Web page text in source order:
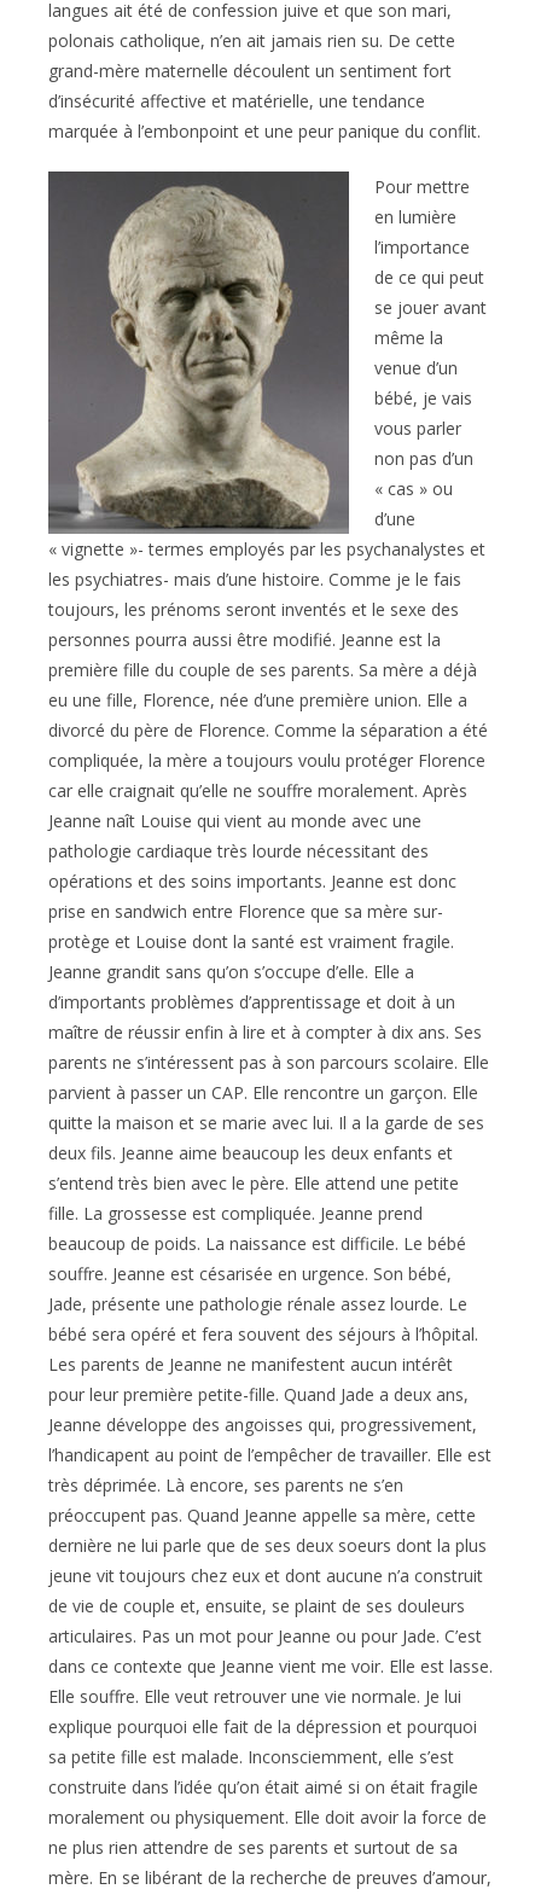
langues ait été de confession juive et que son mari,
polonais catholique, n’en ait jamais rien su. De cette
grand-mère maternelle découlent un sentiment fort
d’insécurité affective et matérielle, une tendance
marquée à l’embonpoint et une peur panique du conflit.
Pour mettre
en lumière
l’importance
de ce qui peut
se jouer avant
même la
venue d’un
bébé, je vais
vous parler
non pas d’un
« cas » ou
d’une
« vignette »- termes employés par les psychanalystes et
les psychiatres- mais d’une histoire. Comme je le fais
toujours, les prénoms seront inventés et le sexe des
personnes pourra aussi être modifié. Jeanne est la
première fille du couple de ses parents. Sa mère a déjà
eu une fille, Florence, née d’une première union. Elle a
divorcé du père de Florence. Comme la séparation a été
compliquée, la mère a toujours voulu protéger Florence
car elle craignait qu’elle ne souffre moralement. Après
Jeanne naît Louise qui vient au monde avec une
pathologie cardiaque très lourde nécessitant des
opérations et des soins importants. Jeanne est donc
prise en sandwich entre Florence que sa mère sur-
protège et Louise dont la santé est vraiment fragile.
Jeanne grandit sans qu’on s’occupe d’elle. Elle a
d’importants problèmes d’apprentissage et doit à un
maître de réussir enfin à lire et à compter à dix ans. Ses
parents ne s’intéressent pas à son parcours scolaire. Elle
parvient à passer un CAP. Elle rencontre un garçon. Elle
quitte la maison et se marie avec lui. Il a la garde de ses
deux fils. Jeanne aime beaucoup les deux enfants et
s’entend très bien avec le père. Elle attend une petite
fille. La grossesse est compliquée. Jeanne prend
beaucoup de poids. La naissance est difficile. Le bébé
souffre. Jeanne est césarisée en urgence. Son bébé,
Jade, présente une pathologie rénale assez lourde. Le
bébé sera opéré et fera souvent des séjours à l’hôpital.
Les parents de Jeanne ne manifestent aucun intérêt
pour leur première petite-fille. Quand Jade a deux ans,
Jeanne développe des angoisses qui, progressivement,
l’handicapent au point de l’empêcher de travailler. Elle est
très déprimée. Là encore, ses parents ne s’en
préoccupent pas. Quand Jeanne appelle sa mère, cette
dernière ne lui parle que de ses deux soeurs dont la plus
jeune vit toujours chez eux et dont aucune n’a construit
de vie de couple et, ensuite, se plaint de ses douleurs
articulaires. Pas un mot pour Jeanne ou pour Jade. C’est
dans ce contexte que Jeanne vient me voir. Elle est lasse.
Elle souffre. Elle veut retrouver une vie normale. Je lui
explique pourquoi elle fait de la dépression et pourquoi
sa petite fille est malade. Inconsciemment, elle s’est
construite dans l’idée qu’on était aimé si on était fragile
moralement ou physiquement. Elle doit avoir la force de
ne plus rien attendre de ses parents et surtout de sa
mère. En se libérant de la recherche de preuves d’amour,